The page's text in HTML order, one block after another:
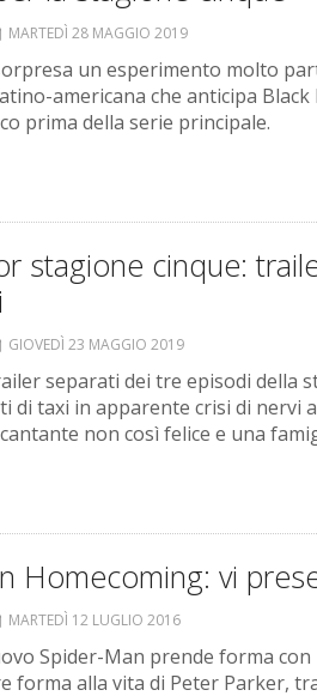
MARTEDÌ 28 MAGGIO 2019
un esperimento molto
americana che anticipa
prima della serie principale.
stagione cinque:
GIOVEDÌ 23 MAGGIO 2019
separati dei tre episodi della
di taxi in apparente crisi di nervi
non così felice e una
Homecoming: vi
MARTEDÌ 12 LUGLIO 2016
Spider-Man prende forma
forma alla vita di Peter Parker,